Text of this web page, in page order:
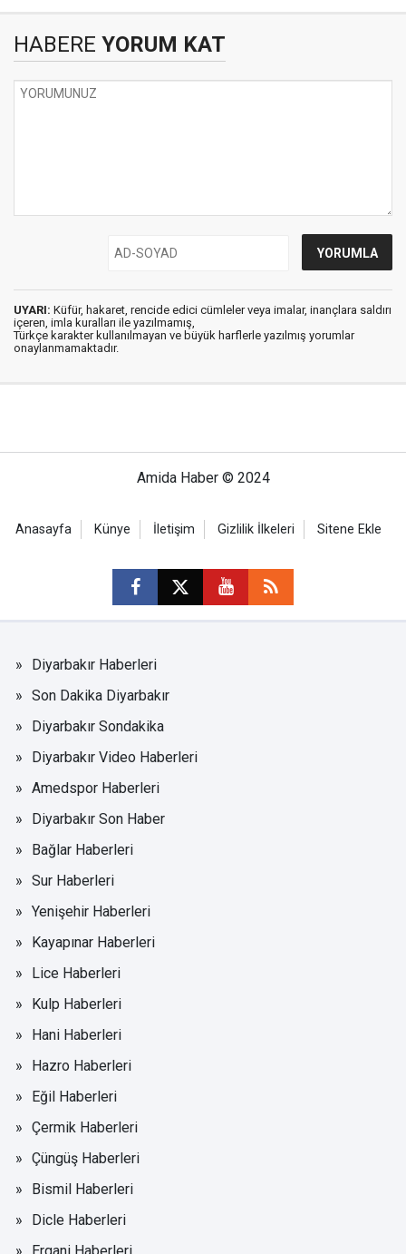
HABERE YORUM KAT
UYARI: Küfür, hakaret, rencide edici cümleler veya imalar, inançlara saldırı
içeren, imla kuralları ile yazılmamış,
Türkçe karakter kullanılmayan ve büyük harflerle yazılmış yorumlar
onaylanmamaktadır.
Amida Haber © 2024
Anasayfa Künye İletişim Gizlilik İlkeleri Sitene Ekle
Diyarbakır Haberleri
Son Dakika Diyarbakır
Diyarbakır Sondakika
Diyarbakır Video Haberleri
Amedspor Haberleri
Diyarbakır Son Haber
Bağlar Haberleri
Sur Haberleri
Yenişehir Haberleri
Kayapınar Haberleri
Lice Haberleri
Kulp Haberleri
Hani Haberleri
Hazro Haberleri
Eğil Haberleri
Çermik Haberleri
Çüngüş Haberleri
Bismil Haberleri
Dicle Haberleri